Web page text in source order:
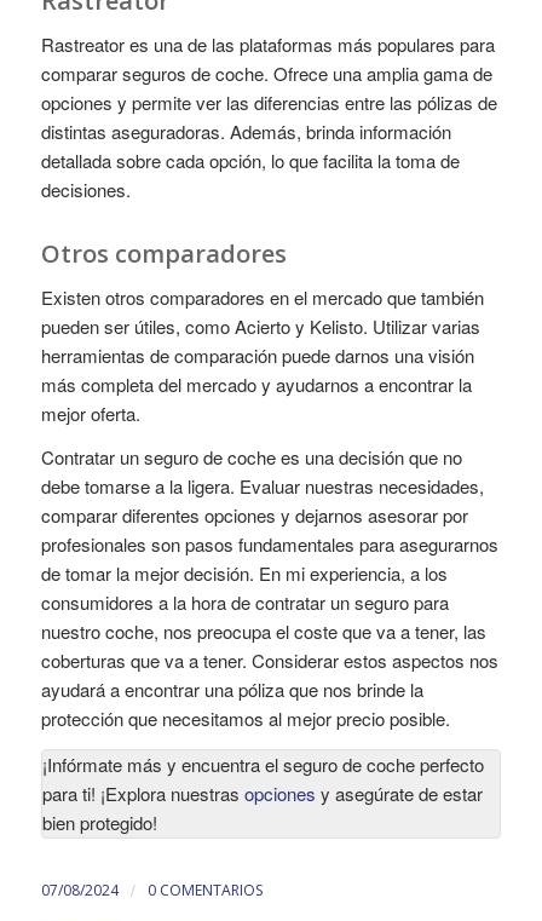
Rastreator es una de las plataformas más populares para
comparar seguros de coche. Ofrece una amplia gama de
opciones y permite ver las diferencias entre las pólizas de
distintas aseguradoras. Además, brinda información
detallada sobre cada opción, lo que facilita la toma de
decisiones.
Otros comparadores
Existen otros comparadores en el mercado que también
pueden ser útiles, como Acierto y Kelisto. Utilizar varias
herramientas de comparación puede darnos una visión
más completa del mercado y ayudarnos a encontrar la
mejor oferta.
Contratar un seguro de coche es una decisión que no
debe tomarse a la ligera. Evaluar nuestras necesidades,
comparar diferentes opciones y dejarnos asesorar por
profesionales son pasos fundamentales para asegurarnos
de tomar la mejor decisión. En mi experiencia, a los
consumidores a la hora de contratar un seguro para
nuestro coche, nos preocupa el coste que va a tener, las
coberturas que va a tener. Considerar estos aspectos nos
ayudará a encontrar una póliza que nos brinde la
protección que necesitamos al mejor precio posible.
¡Infórmate más y encuentra el seguro de coche perfecto
para ti! ¡Explora nuestras opciones y asegúrate de estar
bien protegido!
07/08/2024 / 0 COMENTARIOS